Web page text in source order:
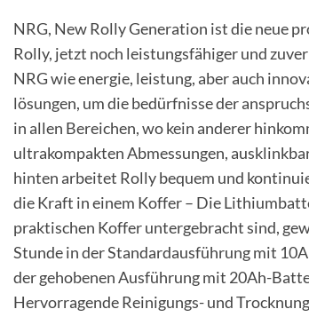
NRG, New Rolly Generation ist die neue
Rolly, jetzt noch leistungsfähiger und
NRG wie energie, leistung, aber auch
lösungen, um die bedürfnisse der
in allen Bereichen, wo kein anderer
ultrakompakten Abmessungen,
hinten arbeitet Rolly bequem und
die Kraft in einem Koffer – Die
praktischen Koffer untergebracht sind,
Stunde in der Standardausführung mit
der gehobenen Ausführung mit 20Ah-
Hervorragende Reinigungs- und